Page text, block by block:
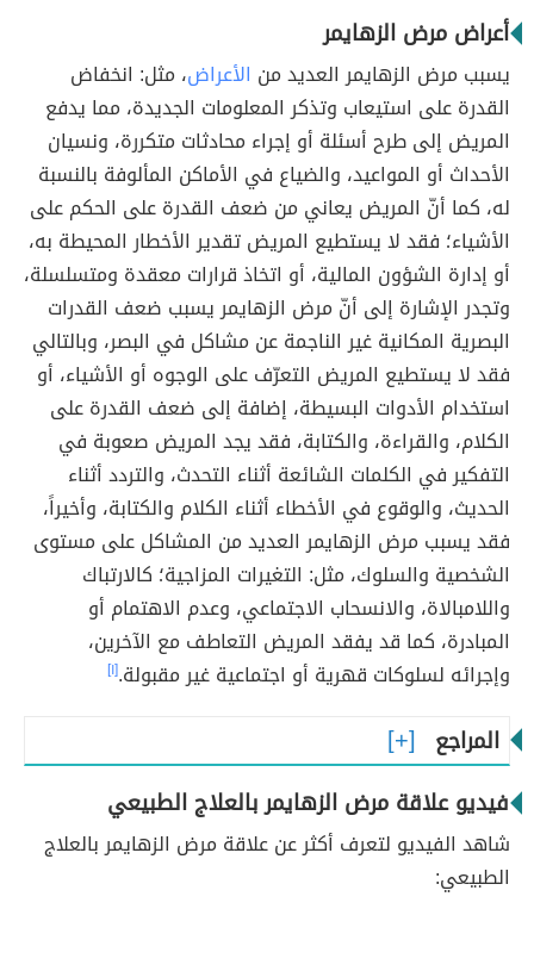
أعراض مرض الزهايمر
يسبب مرض الزهايمر العديد من الأعراض، مثل: انخفاض
القدرة على استيعاب وتذكر المعلومات الجديدة، مما يدفع
المريض إلى طرح أسئلة أو إجراء محادثات متكررة، ونسيان
الأحداث أو المواعيد، والضياع في الأماكن المألوفة بالنسبة
له، كما أنّ المريض يعاني من ضعف القدرة على الحكم على
الأشياء؛ فقد لا يستطيع المريض تقدير الأخطار المحيطة به،
أو إدارة الشؤون المالية، أو اتخاذ قرارات معقدة ومتسلسلة،
وتجدر الإشارة إلى أنّ مرض الزهايمر يسبب ضعف القدرات
البصرية المكانية غير الناجمة عن مشاكل في البصر، وبالتالي
فقد لا يستطيع المريض التعرّف على الوجوه أو الأشياء، أو
استخدام الأدوات البسيطة، إضافة إلى ضعف القدرة على
الكلام، والقراءة، والكتابة، فقد يجد المريض صعوبة في
التفكير في الكلمات الشائعة أثناء التحدث، والتردد أثناء
الحديث، والوقوع في الأخطاء أثناء الكلام والكتابة، وأخيراً،
فقد يسبب مرض الزهايمر العديد من المشاكل على مستوى
الشخصية والسلوك، مثل: التغيرات المزاجية؛ كالارتباك
واللامبالاة، والانسحاب الاجتماعي، وعدم الاهتمام أو
المبادرة، كما قد يفقد المريض التعاطف مع الآخرين،
وإجرائه لسلوكات قهرية أو اجتماعية غير مقبولة.[١]
المراجع
فيديو علاقة مرض الزهايمر بالعلاج الطبيعي
شاهد الفيديو لتعرف أكثر عن علاقة مرض الزهايمر بالعلاج
الطبيعي: